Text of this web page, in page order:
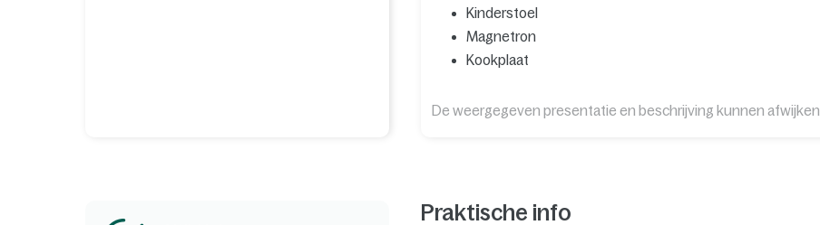
Kinderstoel
Magnetron
Kookplaat
De weergegeven presentatie en beschrijving kunnen afwijken
Praktische info